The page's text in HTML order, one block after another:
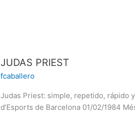
JUDAS PRIEST
fcaballero
Judas Priest: simple, repetido, rápido
d’Esports de Barcelona 01/02/1984
JUDAS
PRIEST